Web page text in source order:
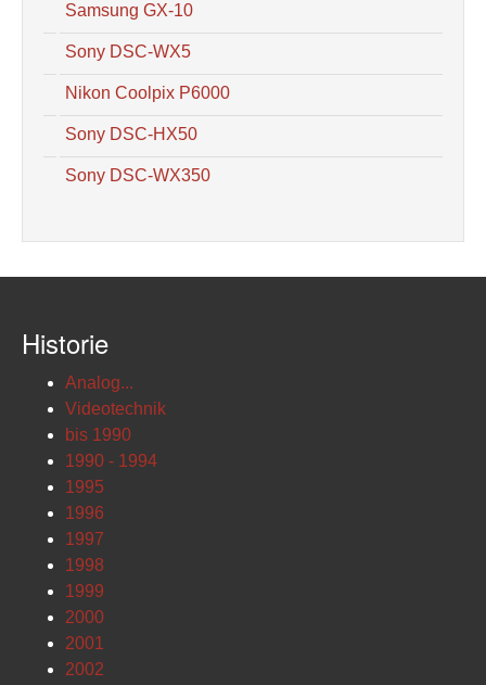
Samsung GX-10
Sony DSC-WX5
Nikon Coolpix P6000
Sony DSC-HX50
Sony DSC-WX350
Historie
Analog...
Videotechnik
bis 1990
1990 - 1994
1995
1996
1997
1998
1999
2000
2001
2002